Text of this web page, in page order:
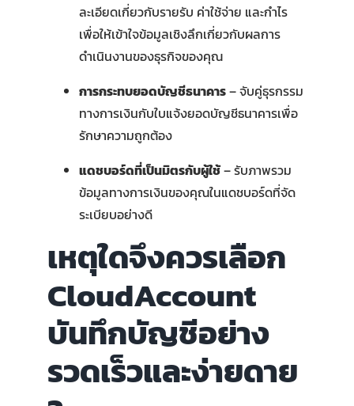
ละเอียดเกี่ยวกับรายรับ ค่าใช้จ่าย และกำไร
เพื่อให้เข้าใจข้อมูลเชิงลึกเกี่ยวกับผลการ
ดำเนินงานของธุรกิจของคุณ
การกระทบยอดบัญชีธนาคาร– จับคู่ธุรกรรม
ทางการเงินกับใบแจ้งยอดบัญชีธนาคารเพื่อ
รักษาความถูกต้อง
แดชบอร์ดที่เป็นมิตรกับผู้ใช้– รับภาพรวม
ข้อมูลทางการเงินของคุณในแดชบอร์ดที่จัด
ระเบียบอย่างดี
เหตุใดจึงควรเลือก
CloudAccount
บันทึกบัญชีอย่าง
รวดเร็วและง่ายดาย